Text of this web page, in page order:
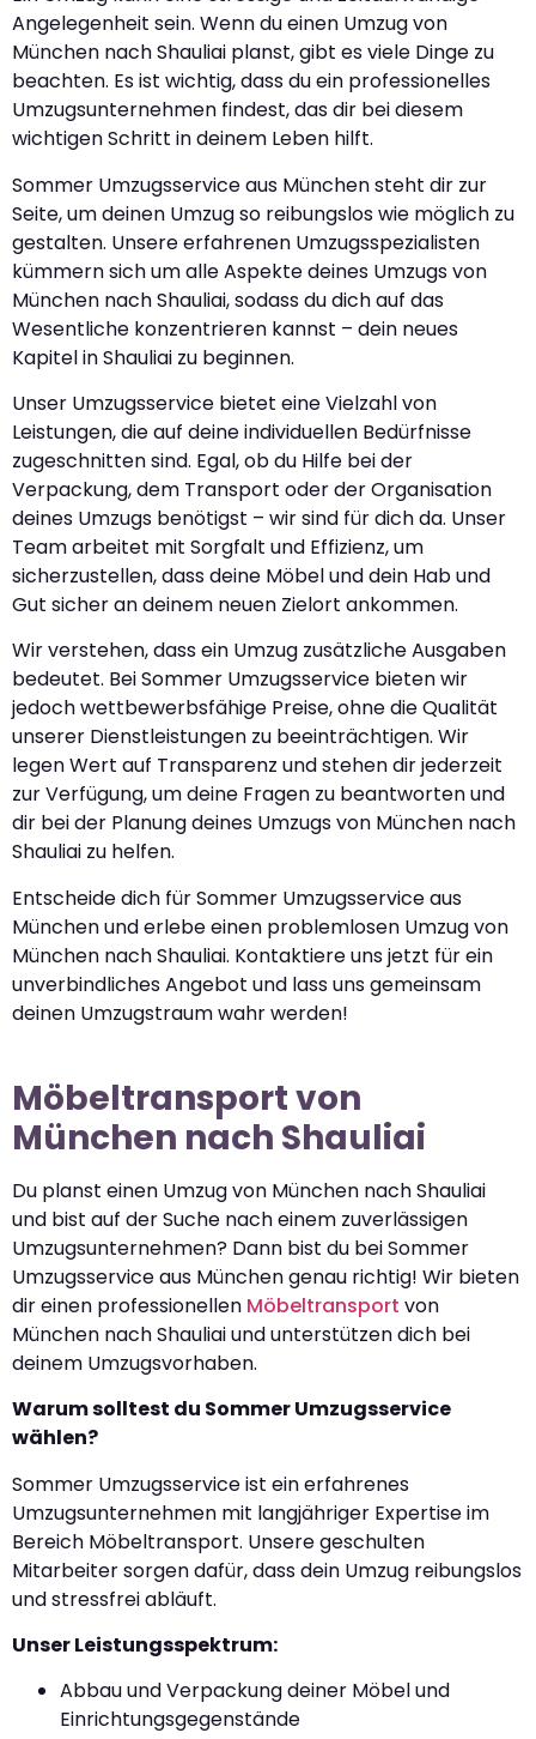
Angelegenheit sein. Wenn du einen Umzug von
München nach Shauliai planst, gibt es viele Dinge zu
beachten. Es ist wichtig, dass du ein professionelles
Umzugsunternehmen findest, das dir bei diesem
wichtigen Schritt in deinem Leben hilft.
Sommer Umzugsservice aus München steht dir zur
Seite, um deinen Umzug so reibungslos wie möglich zu
gestalten. Unsere erfahrenen Umzugsspezialisten
kümmern sich um alle Aspekte deines Umzugs von
München nach Shauliai, sodass du dich auf das
Wesentliche konzentrieren kannst – dein neues
Kapitel in Shauliai zu beginnen.
Unser Umzugsservice bietet eine Vielzahl von
Leistungen, die auf deine individuellen Bedürfnisse
zugeschnitten sind. Egal, ob du Hilfe bei der
Verpackung, dem Transport oder der Organisation
deines Umzugs benötigst – wir sind für dich da. Unser
Team arbeitet mit Sorgfalt und Effizienz, um
sicherzustellen, dass deine Möbel und dein Hab und
Gut sicher an deinem neuen Zielort ankommen.
Wir verstehen, dass ein Umzug zusätzliche Ausgaben
bedeutet. Bei Sommer Umzugsservice bieten wir
jedoch wettbewerbsfähige Preise, ohne die Qualität
unserer Dienstleistungen zu beeinträchtigen. Wir
legen Wert auf Transparenz und stehen dir jederzeit
zur Verfügung, um deine Fragen zu beantworten und
dir bei der Planung deines Umzugs von München nach
Shauliai zu helfen.
Entscheide dich für Sommer Umzugsservice aus
München und erlebe einen problemlosen Umzug von
München nach Shauliai. Kontaktiere uns jetzt für ein
unverbindliches Angebot und lass uns gemeinsam
deinen Umzugstraum wahr werden!
Möbeltransport von
München nach Shauliai
Du planst einen Umzug von München nach Shauliai
und bist auf der Suche nach einem zuverlässigen
Umzugsunternehmen? Dann bist du bei Sommer
Umzugsservice aus München genau richtig! Wir bieten
dir einen professionellen Möbeltransport von
München nach Shauliai und unterstützen dich bei
deinem Umzugsvorhaben.
Warum solltest du Sommer Umzugsservice
wählen?
Sommer Umzugsservice ist ein erfahrenes
Umzugsunternehmen mit langjähriger Expertise im
Bereich Möbeltransport. Unsere geschulten
Mitarbeiter sorgen dafür, dass dein Umzug reibungslos
und stressfrei abläuft.
Unser Leistungsspektrum:
Abbau und Verpackung deiner Möbel und
Einrichtungsgegenstände